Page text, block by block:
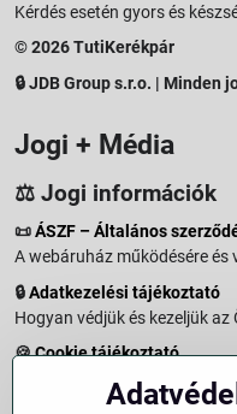
Kérdés esetén gyors és
© 2026 TutiKerékpár
🔒 JDB Group s.r.o. | Minden
Jogi + Média
⚖️ Jogi információk
📜ÁSZF – Általános
A webáruház működésére
🔒Adatkezelési tájékoztató
Hogyan védjük és kezeljük
🍪Cookie tájékoztató
A weboldalon használt